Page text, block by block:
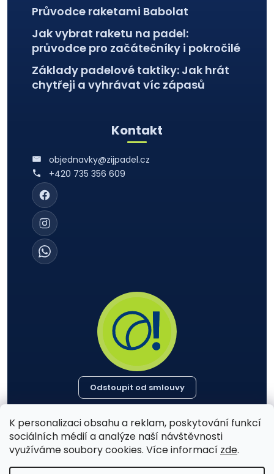
K personalizaci obsahu a reklam, poskytování funkcí
sociálních médií a analýze naší návštěvnosti
využíváme soubory cookies. Více informací zde.
Průvodce raketami Babolat
Jak vybrat raketu na padel:
průvodce pro začátečníky i pokročilé
Základy padelové taktiky: Jak hrát
chytřeji a vyhrávat víc zápasů
Kontakt
objednavky@zijpadel.cz
+420 735 356 609
Odstoupit od smlouvy
PŘIJÍMÁME PLATBY